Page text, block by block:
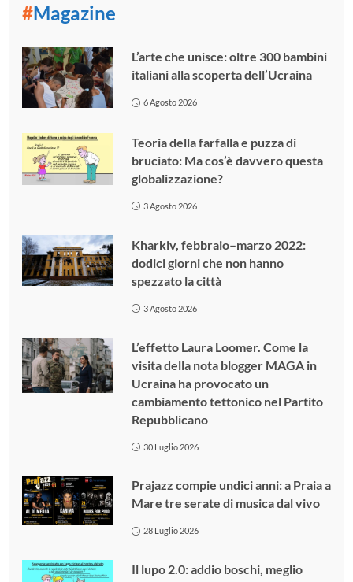
#Magazine
L’arte che unisce: oltre 300 bambini
italiani alla scoperta dell’Ucraina
6 Agosto 2026
Teoria della farfalla e puzza di
bruciato: Ma cos’è davvero questa
globalizzazione?
3 Agosto 2026
Kharkiv, febbraio–marzo 2022:
dodici giorni che non hanno
spezzato la città
3 Agosto 2026
L’effetto Laura Loomer. Come la
visita della nota blogger MAGA in
Ucraina ha provocato un
cambiamento tettonico nel Partito
Repubblicano
30 Luglio 2026
Prajazz compie undici anni: a Praia a
Mare tre serate di musica dal vivo
28 Luglio 2026
Il lupo 2.0: addio boschi, meglio